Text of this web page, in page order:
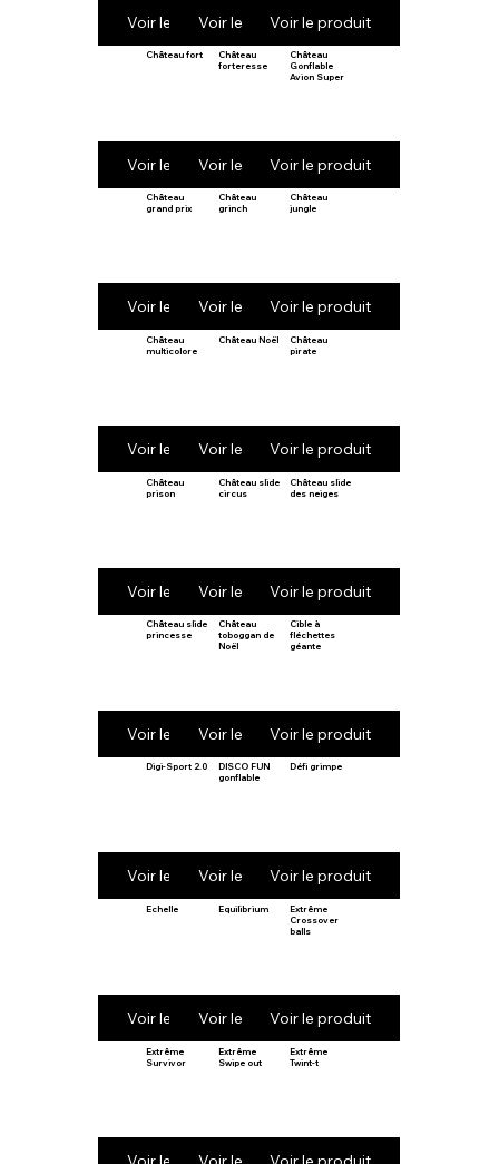
Voir le produitVoir le produitVoir le produit
Château fort
Voir le produit
Château
forteresse
Voir le produit
Château
Gonflable
Avion Super
Voir le produit
Château
grand prix
Voir le produit
Château
grinch
Voir le produit
Château
jungle
Voir le produit
Château
multicolore
Voir le produit
Château Noël
Voir le produit
Château
pirate
Voir le produit
Château
prison
Voir le produit
Château slide
circus
Voir le produit
Château slide
des neiges
Voir le produit
Château slide
princesse
Voir le produit
Château
toboggan de
Noël
Voir le produit
Cible à
fléchettes
géante
Voir le produit
Digi-Sport 2.0
Voir le produit
DISCO FUN
gonflable
Voir le produit
Défi grimpe
Voir le produit
Echelle
Voir le produit
Equilibrium
Voir le produit
Extrême
Crossover
balls
Voir le produit
Extrême
Survivor
Extrême
Swipe out
Extrême
Twint-t